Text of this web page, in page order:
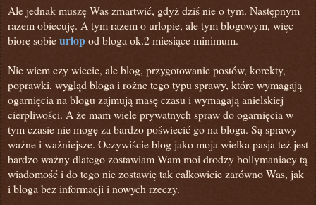
Ale jednak muszę Was zmartwić, gdyż dziś nie o tym. Następnym
razem obiecuję. A tym razem o urlopie, ale tym blogowym, więc
biorę sobieurlopod bloga ok.2 miesiące minimum.
Nie wiem czy wiecie, ale blog, przygotowanie postów, korekty,
poprawki, wygląd bloga i rożne tego typu sprawy, które wymagają
ogarnięcia na blogu zajmują masę czasu i wymagają anielskiej
cierpliwości. A że mam wiele prywatnych spraw do ogarnięcia w
tym czasie nie mogę za bardzo poświecić go na bloga. Są sprawy
ważne i ważniejsze. Oczywiście blog jako moja wielka pasja też jest
bardzo ważny dlatego zostawiam Wam moi drodzy bollymaniacy tą
wiadomość i do tego nie zostawię tak całkowicie zarówno Was, jak
i bloga bez informacji i nowych rzeczy.